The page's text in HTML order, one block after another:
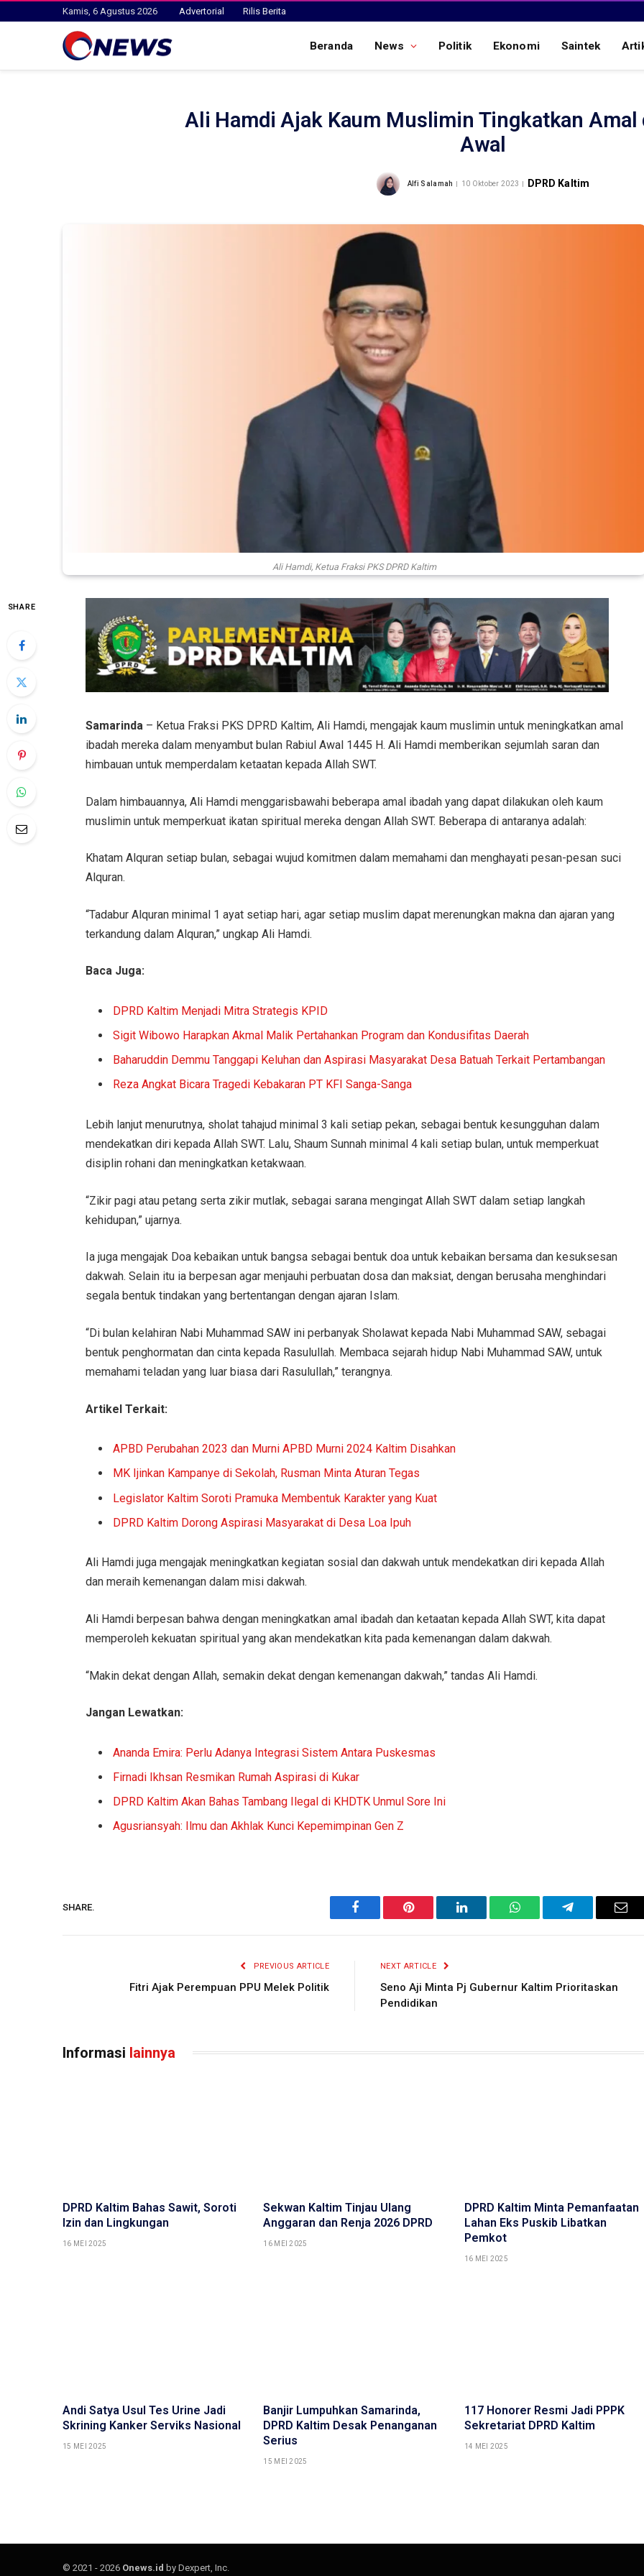
Kamis, 6 Agustus 2026 Advertorial Rilis Berita
Beranda News Politik Ekonomi Saintek
Ali Hamdi Ajak Kaum Muslimin Tingkatkan Amal
Awal
Alfi Salamah 10 Oktober 2023 DPRD Kaltim
Ali Hamdi, Ketua Fraksi PKS DPRD Kaltim
SHARE
Samarinda– Ketua Fraksi PKS DPRD Kaltim, Ali Hamdi, mengajak kaum muslimin untuk meningkatkan amal
ibadah mereka dalam menyambut bulan Rabiul Awal 1445 H. Ali Hamdi memberikan sejumlah saran dan
himbauan untuk memperdalam ketaatan kepada Allah SWT.
Dalam himbauannya, Ali Hamdi menggarisbawahi beberapa amal ibadah yang dapat dilakukan oleh kaum
muslimin untuk memperkuat ikatan spiritual mereka dengan Allah SWT. Beberapa di antaranya adalah:
Khatam Alquran setiap bulan, sebagai wujud komitmen dalam memahami dan menghayati pesan-pesan suci
Alquran.
“Tadabur Alquran minimal 1 ayat setiap hari, agar setiap muslim dapat merenungkan makna dan ajaran yang
terkandung dalam Alquran,” ungkap Ali Hamdi.
Baca Juga:
DPRD Kaltim Menjadi Mitra Strategis KPID
Sigit Wibowo Harapkan Akmal Malik Pertahankan Program dan Kondusifitas Daerah
Baharuddin Demmu Tanggapi Keluhan dan Aspirasi Masyarakat Desa Batuah Terkait Pertambangan
Reza Angkat Bicara Tragedi Kebakaran PT KFI Sanga-Sanga
Lebih lanjut menurutnya, sholat tahajud minimal 3 kali setiap pekan, sebagai bentuk kesungguhan dalam
mendekatkan diri kepada Allah SWT. Lalu, Shaum Sunnah minimal 4 kali setiap bulan, untuk memperkuat
disiplin rohani dan meningkatkan ketakwaan.
“Zikir pagi atau petang serta zikir mutlak, sebagai sarana mengingat Allah SWT dalam setiap langkah
kehidupan,” ujarnya.
Ia juga mengajak Doa kebaikan untuk bangsa sebagai bentuk doa untuk kebaikan bersama dan kesuksesan
dakwah. Selain itu ia berpesan agar menjauhi perbuatan dosa dan maksiat, dengan berusaha menghindari
segala bentuk tindakan yang bertentangan dengan ajaran Islam.
“Di bulan kelahiran Nabi Muhammad SAW ini perbanyak Sholawat kepada Nabi Muhammad SAW, sebagai
bentuk penghormatan dan cinta kepada Rasulullah. Membaca sejarah hidup Nabi Muhammad SAW, untuk
memahami teladan yang luar biasa dari Rasulullah,” terangnya.
Artikel Terkait:
APBD Perubahan 2023 dan Murni APBD Murni 2024 Kaltim Disahkan
MK Ijinkan Kampanye di Sekolah, Rusman Minta Aturan Tegas
Legislator Kaltim Soroti Pramuka Membentuk Karakter yang Kuat
DPRD Kaltim Dorong Aspirasi Masyarakat di Desa Loa Ipuh
Ali Hamdi juga mengajak meningkatkan kegiatan sosial dan dakwah untuk mendekatkan diri kepada Allah
dan meraih kemenangan dalam misi dakwah.
Ali Hamdi berpesan bahwa dengan meningkatkan amal ibadah dan ketaatan kepada Allah SWT, kita dapat
memperoleh kekuatan spiritual yang akan mendekatkan kita pada kemenangan dalam dakwah.
“Makin dekat dengan Allah, semakin dekat dengan kemenangan dakwah,” tandas Ali Hamdi.
Jangan Lewatkan:
Ananda Emira: Perlu Adanya Integrasi Sistem Antara Puskesmas
Firnadi Ikhsan Resmikan Rumah Aspirasi di Kukar
DPRD Kaltim Akan Bahas Tambang Ilegal di KHDTK Unmul Sore Ini
Agusriansyah: Ilmu dan Akhlak Kunci Kepemimpinan Gen Z
SHARE.
Facebook Pinterest LinkedIn WhatsAppTelegram
PREVIOUS ARTICLE
Fitri Ajak Perempuan PPU Melek Politik
NEXT ARTICLE
Seno Aji Minta Pj Gubernur Kaltim Prioritaskan
Pendidikan
Informasi lainnya
DPRD Kaltim Bahas Sawit, Soroti
Izin dan Lingkungan
16 MEI 2025
Sekwan Kaltim Tinjau Ulang
Anggaran dan Renja 2026 DPRD
16 MEI 2025
DPRD Kaltim Minta Pemanfaatan
Lahan Eks Puskib Libatkan
Pemkot
16 MEI 2025
Andi Satya Usul Tes Urine Jadi
Skrining Kanker Serviks Nasional
15 MEI 2025
Banjir Lumpuhkan Samarinda,
DPRD Kaltim Desak Penanganan
Serius
15 MEI 2025
117 Honorer Resmi Jadi PPPK
Sekretariat DPRD Kaltim
14 MEI 2025
© 2021 - 2026 Onews.id by Dexpert, Inc.